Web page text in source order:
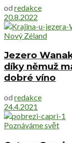
od redakce
20.8.2022
Nový Zéland
Jezero
díky němuž
dobré víno
od redakce
24.4.2021
Poznáváme svět